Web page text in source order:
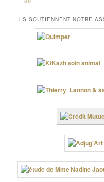
ILS SOUTIENNENT NOTRE